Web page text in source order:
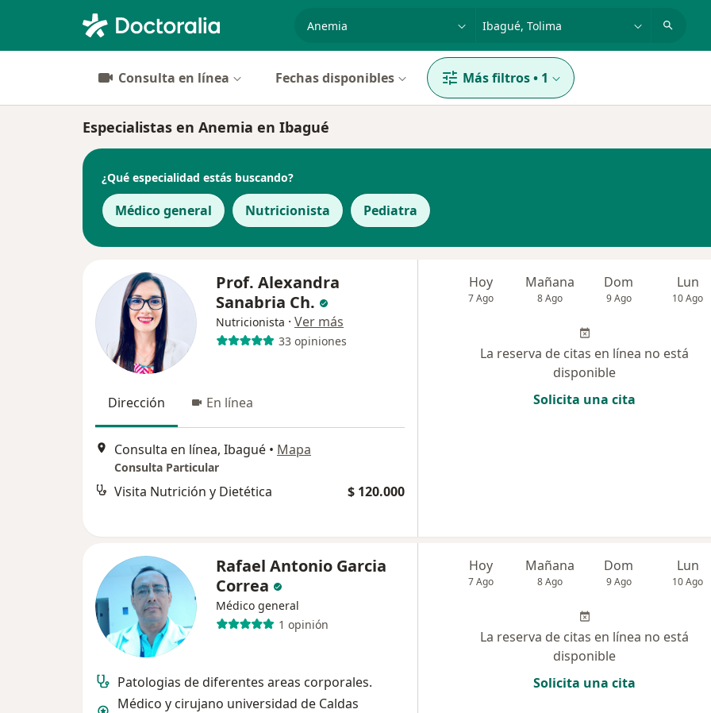
especialidad, enfermedad o nombre
p. ej. Bogotá
Consulta en línea Fechas disponibles Más filtros• 1
Especialistas en Anemia en Ibagué
¿Qué especialidad estás buscando?
Médico general Nutricionista Pediatra
Prof. Alexandra
Sanabria Ch.
Nutricionista · Ver más
33 opiniones
Dirección En línea
Consulta en línea, Ibagué • Mapa
Consulta Particular
Visita Nutrición y Dietética $ 120.000
Hoy
7 Ago
Mañana
8 Ago
Dom
9 Ago
Lun
10 Ago
La reserva de citas en línea no está
disponible
Solicita una cita
Rafael Antonio Garcia
Correa
Médico general
1 opinión
Patologias de diferentes areas corporales.
Médico y cirujano universidad de Caldas
Hoy
7 Ago
Mañana
8 Ago
Dom
9 Ago
Lun
10 Ago
La reserva de citas en línea no está
disponible
Solicita una cita